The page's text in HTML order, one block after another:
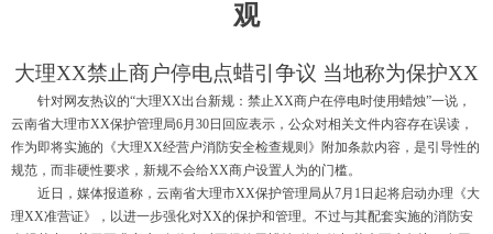
观
大理XX禁止商户停电点蜡引争议 当地称为保护XX
针对网友热议的“大理XX出台新规：禁止XX商户在停电时使用蜡烛”一说，
云南省大理市XX保护管理局6月 30日回应表示，公众对相关文件内容存在误读，
作为即将实施的《大理XX经营户消防安全检查规则》附加条款内容，是引导性的
规范，而非硬性要求，新规不会给XX商户设置人为的门槛。
近日，媒体报道称，云南省大理市XX保护管理局从7月 1 日起将启动办理《大
理XX准营证》，以进一步强化对XX的保护和管理。不过与其配套实施的消防安